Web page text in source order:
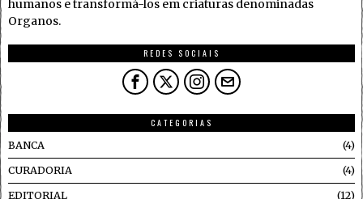
humanos e transformá-los em criaturas denominadas
Organos.
REDES SOCIAIS
CATEGORIAS
BANCA
4
CURADORIA 4
EDITORIAL 12